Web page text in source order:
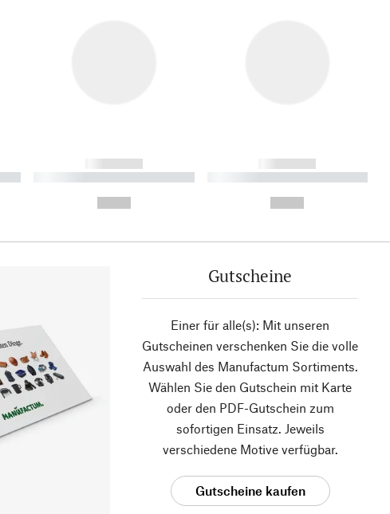
------------
----------- ----------- ----------
------------
----------- ----------- ----------
Gutscheine
Einer für alle(s): Mit unseren
Gutscheinen verschenken Sie die volle
Auswahl des Manufactum Sortiments.
Wählen Sie den Gutschein mit Karte
oder den PDF-Gutschein zum
sofortigen Einsatz. Jeweils
verschiedene Motive verfügbar.
Gutscheine kaufen